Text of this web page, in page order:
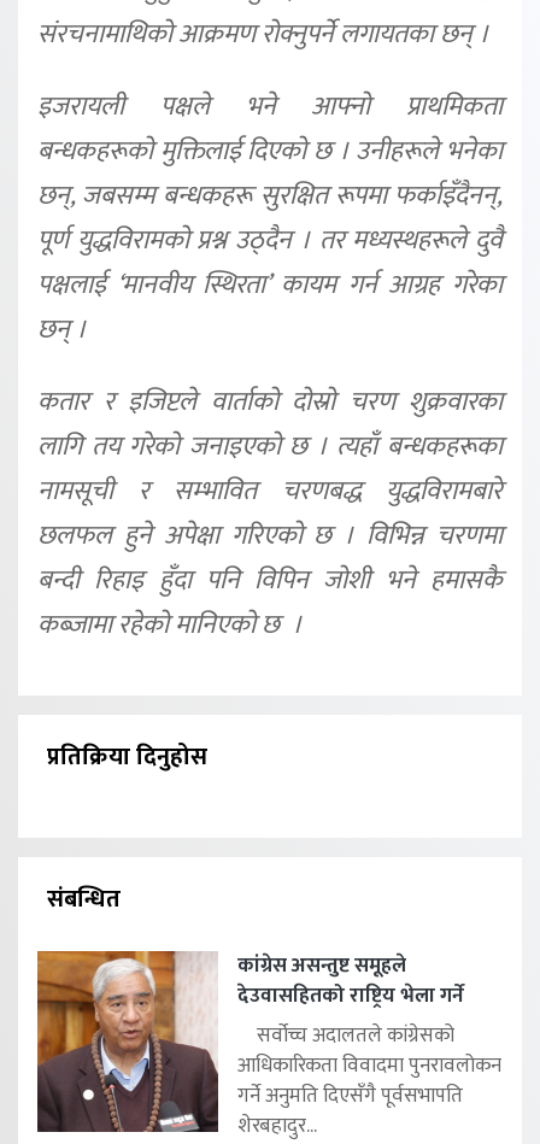
संरचनामाथिको आक्रमण रोक्नुपर्ने लगायतका छन् ।
इजरायली पक्षले भने आफ्नो प्राथमिकता
बन्धकहरूको मुक्तिलाई दिएको छ । उनीहरूले भनेका
छन्, जबसम्म बन्धकहरू सुरक्षित रूपमा फर्काइँदैनन्,
पूर्ण युद्धविरामको प्रश्न उठ्दैन । तर मध्यस्थहरूले दुवै
पक्षलाई ‘मानवीय स्थिरता’ कायम गर्न आग्रह गरेका
छन् ।
कतार र इजिप्टले वार्ताको दोस्रो चरण शुक्रवारका
लागि तय गरेको जनाइएको छ । त्यहाँ बन्धकहरूका
नामसूची र सम्भावित चरणबद्ध युद्धविरामबारे
छलफल हुने अपेक्षा गरिएको छ । विभिन्न चरणमा
बन्दी रिहाइ हुँदा पनि विपिन जोशी भने हमासकै
कब्जामा रहेको मानिएको छ ।
प्रतिक्रिया दिनुहोस
संबन्धित
कांग्रेस असन्तुष्ट समूहले
देउवासहितको राष्ट्रिय भेला गर्ने
सर्वोच्च अदालतले कांग्रेसको
आधिकारिकता विवादमा पुनरावलोकन
गर्ने अनुमति दिएसँगै पूर्वसभापति
शेरबहादुर...